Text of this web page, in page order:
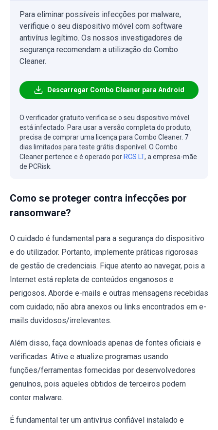
Para eliminar possíveis infecções por malware,
verifique o seu dispositivo móvel com software
antivírus legítimo. Os nossos investigadores de
segurança recomendam a utilização do Combo
Cleaner.
Descarregar Combo Cleaner para Android
O verificador gratuito verifica se o seu dispositivo móvel
está infectado. Para usar a versão completa do produto,
precisa de comprar uma licença para Combo Cleaner. 7
dias limitados para teste grátis disponível. O Combo
Cleaner pertence e é operado por RCS LT, a empresa-mãe
de PCRisk.
Como se proteger contra infecções por
ransomware?
O cuidado é fundamental para a segurança do dispositivo
e do utilizador. Portanto, implemente práticas rigorosas
de gestão de credenciais. Fique atento ao navegar, pois a
Internet está repleta de conteúdos enganosos e
perigosos. Aborde e-mails e outras mensagens recebidas
com cuidado; não abra anexos ou links encontrados em e-
mails duvidosos/irrelevantes.
Além disso, faça downloads apenas de fontes oficiais e
verificadas. Ative e atualize programas usando
funções/ferramentas fornecidas por desenvolvedores
genuínos, pois aqueles obtidos de terceiros podem
conter malware.
É fundamental ter um antivírus confiável instalado e